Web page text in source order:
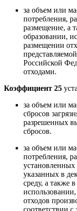
за объем или
потребления,
размещение, а
образовании,
размещении
Российской
отходами.
Коэффициент 25
за объем или
сбросов
разрешенных
сбросов.
за объем или
потребления,
указанных в
среду, а также
отходов
соответствии с